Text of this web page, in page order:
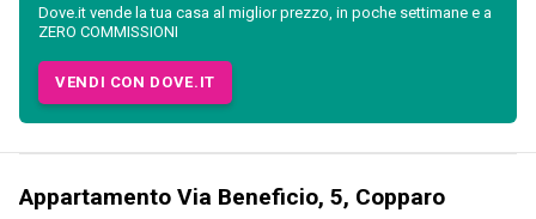
Dove.it vende la tua casa al miglior prezzo, in poche settimane e a
ZERO COMMISSIONI
VENDI CON DOVE.IT
Appartamento Via Beneficio, 5, Copparo